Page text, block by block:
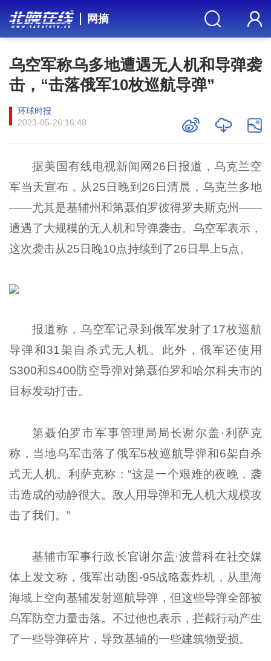
网摘
乌空军称乌多地遭遇无人机和导弹袭
击，“击落俄军10枚巡航导弹”
环球时报
2023-05-26 16:48
据美国有线电视新闻网26日报道，乌克兰空
军当天宣布，从25日晚到26日清晨，乌克兰多地
——尤其是基辅州和第聂伯罗彼得罗夫斯克州——
遭遇了大规模的无人机和导弹袭击。乌空军表示，
这次袭击从25日晚10点持续到了26日早上5点。
报道称，乌空军记录到俄军发射了17枚巡航
导弹和31架自杀式无人机。此外，俄军还使用
S300和S400防空导弹对第聂伯罗和哈尔科夫市的
目标发动打击。
第聂伯罗市军事管理局局长谢尔盖·利萨克
称，当地乌军击落了俄军5枚巡航导弹和6架自杀
式无人机。利萨克称：“这是一个艰难的夜晚，袭
击造成的动静很大。敌人用导弹和无人机大规模攻
击了我们。”
基辅市军事行政长官谢尔盖·波普科在社交媒
体上发文称，俄军出动图-95战略轰炸机，从里海
海域上空向基辅发射巡航导弹，但这些导弹全部被
乌军防空力量击落。不过他也表示，拦截行动产生
了一些导弹碎片，导致基辅的一些建筑物受损。